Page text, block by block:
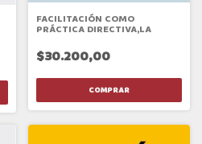
FACILITACIÓN COMO
PRÁCTICA DIRECTIVA,LA
$30.200,00